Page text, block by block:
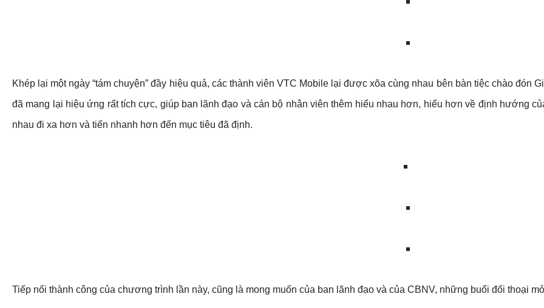
Khép lại một ngày “tám chuyện” đầy hiệu quả, các thành viên VTC Mobile lại được xõa cùng nhau bên bàn tiệc chào đón
đã mang lại hiệu ứng rất tích cực, giúp ban lãnh đạo và cán bộ nhân viên thêm hiểu nhau hơn, hiểu hơn về định hướng
nhau đi xa hơn và tiến nhanh hơn đến mục tiêu đã định.
Tiếp nối thành công của chương trình lần này, cũng là mong muốn của ban lãnh đạo và của CBNV, những buổi đối thoại